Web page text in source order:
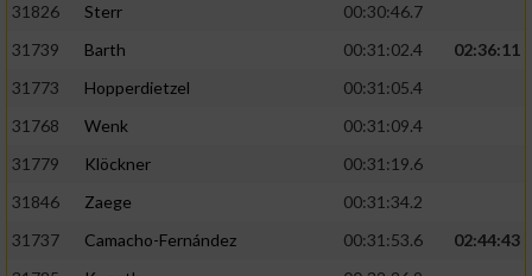
31826
Sterr
00:30:46.7
31739
Barth 00:31:02.4
02:36:11
31773
Hopperdietzel
00:31:05.4
31768
Wenk
00:31:09.4
31779
Klöckner
00:31:19.6
31846
Zaege
00:31:34.2
31737
Camacho-Fernández 00:31:53.6
02:44:43